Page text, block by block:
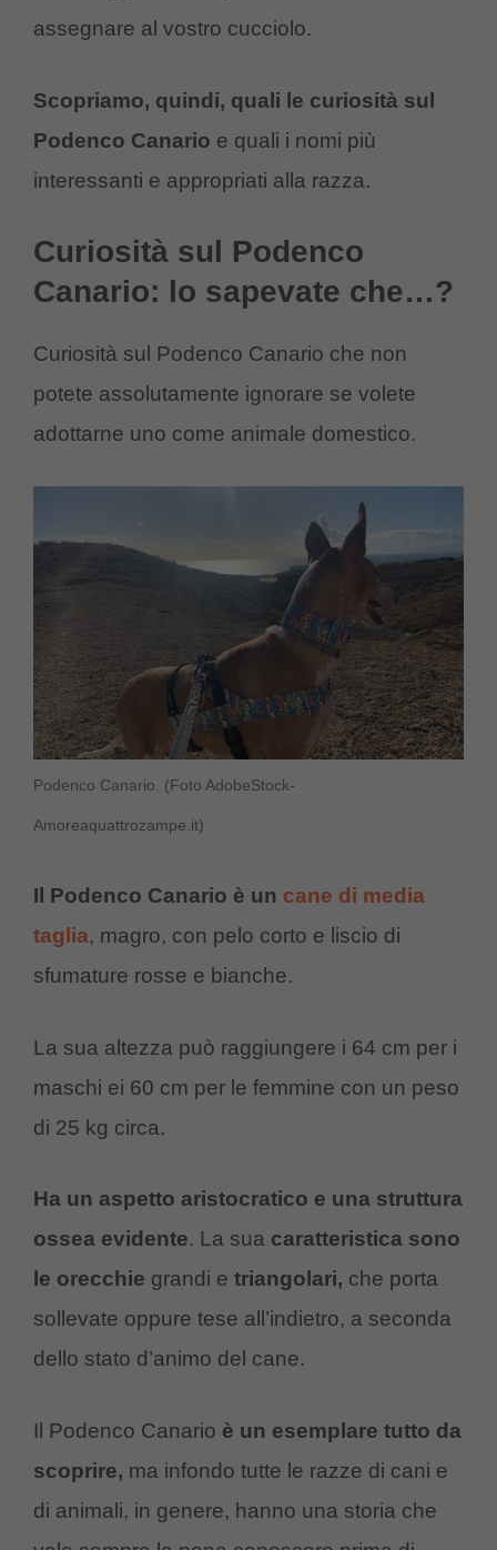
assegnare al vostro cucciolo.
Scopriamo, quindi, quali le curiosità sul
Podenco Canario e quali i nomi più
interessanti e appropriati alla razza.
Curiosità sul Podenco
Canario: lo sapevate che…?
Curiosità sul Podenco Canario che non
potete assolutamente ignorare se volete
adottarne uno come animale domestico.
Podenco Canario. (Foto AdobeStock-
Amoreaquattrozampe.it)
Il Podenco Canario è un cane di media
taglia, magro, con pelo corto e liscio di
sfumature rosse e bianche.
La sua altezza può raggiungere i 64 cm per i
maschi ei 60 cm per le femmine con un peso
di 25 kg circa.
Ha un aspetto aristocratico e una struttura
ossea evidente. La sua caratteristica sono
le orecchie grandi e triangolari, che porta
sollevate oppure tese all’indietro, a seconda
dello stato d’animo del cane.
Il Podenco Canario è un esemplare tutto da
scoprire, ma infondo tutte le razze di cani e
di animali, in genere, hanno una storia che